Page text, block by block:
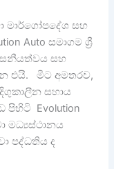
මාර්ගෝපදේශ සහ
Auto සමාගම ශ්‍රී
සහ
එයි. මීට අමතරව,
සහාය
Evolution
මධ්‍යස්ථානය
පද්ධතිය ද